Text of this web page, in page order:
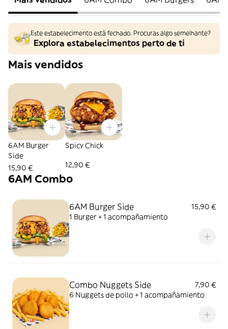
Este estabelecimento está fechado. Procuras algo semelhante?
Explora estabelecimentos perto de ti
Mais vendidos
6AM Burger
Side
15,90 €
Spicy Chick
12,90 €
6AM Combo
6AM Burger Side
15,90 €
1 Burger + 1 acompañamiento
Combo Nuggets Side
7,90 €
6 Nuggets de pollo + 1 acompañamiento